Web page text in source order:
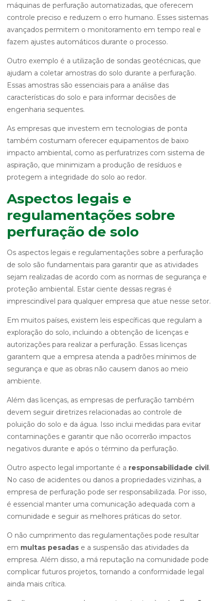
máquinas de perfuração automatizadas, que oferecem
controle preciso e reduzem o erro humano. Esses sistemas
avançados permitem o monitoramento em tempo real e
fazem ajustes automáticos durante o processo.
Outro exemplo é a utilização de sondas geotécnicas, que
ajudam a coletar amostras do solo durante a perfuração.
Essas amostras são essenciais para a análise das
características do solo e para informar decisões de
engenharia sequentes.
As empresas que investem em tecnologias de ponta
também costumam oferecer equipamentos de baixo
impacto ambiental, como as perfuratrizes com sistema de
aspiração, que minimizam a produção de resíduos e
protegem a integridade do solo ao redor.
Aspectos legais e
regulamentações sobre
perfuração de solo
Os aspectos legais e regulamentações sobre a perfuração
de solo são fundamentais para garantir que as atividades
sejam realizadas de acordo com as normas de segurança e
proteção ambiental. Estar ciente dessas regras é
imprescindível para qualquer empresa que atue nesse setor.
Em muitos países, existem leis específicas que regulam a
exploração do solo, incluindo a obtenção de licenças e
autorizações para realizar a perfuração. Essas licenças
garantem que a empresa atenda a padrões mínimos de
segurança e que as obras não causem danos ao meio
ambiente.
Além das licenças, as empresas de perfuração também
devem seguir diretrizes relacionadas ao controle de
poluição do solo e da água. Isso inclui medidas para evitar
contaminações e garantir que não ocorrerão impactos
negativos durante e após o término da perfuração.
Outro aspecto legal importante é a responsabilidade civil.
No caso de acidentes ou danos a propriedades vizinhas, a
empresa de perfuração pode ser responsabilizada. Por isso,
é essencial manter uma comunicação adequada com a
comunidade e seguir as melhores práticas do setor.
O não cumprimento das regulamentações pode resultar
em multas pesadas e a suspensão das atividades da
empresa. Além disso, a má reputação na comunidade pode
complicar futuros projetos, tornando a conformidade legal
ainda mais crítica.